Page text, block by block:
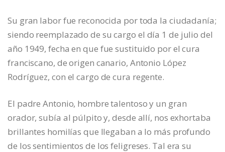
Su gran labor fue reconocida por toda la ciudadanía;
siendo reemplazado de su cargo el día 1 de julio del
año 1949, fecha en que fue sustituido por el cura
franciscano, de origen canario, Antonio López
Rodríguez, con el cargo de cura regente.
El padre Antonio, hombre talentoso y un gran
orador, subía al púlpito y, desde allí, nos exhortaba
brillantes homilías que llegaban a lo más profundo
de los sentimientos de los feligreses. Tal era su